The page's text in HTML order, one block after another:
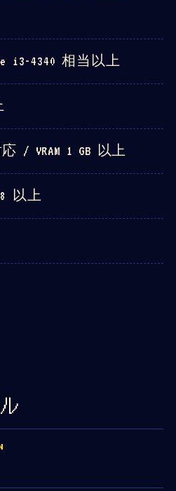
i3-4340 相当以上
応 / VRAM 1 GB 以上
以上